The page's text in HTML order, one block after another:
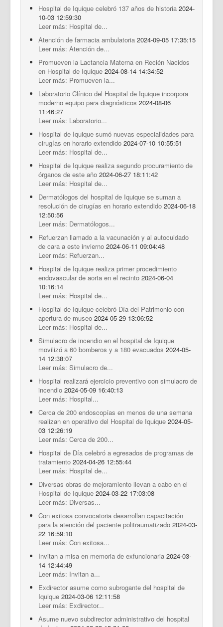
Hospital de Iquique celebró 137 años de historia 2024-
10-03 12:59:30
Leer más: Hospital de...
Atención de farmacia ambulatoria 2024-09-05 17:35:15
Leer más: Atención de...
Promueven la Lactancia Materna en Recién Nacidos
en Hospital de Iquique 2024-08-14 14:34:52
Leer más: Promueven la...
Laboratorio Clínico del Hospital de Iquique incorpora
moderno equipo para diagnósticos 2024-08-06
11:46:27
Leer más: Laboratorio...
Hospital de Iquique sumó nuevas especialidades para
cirugías en horario extendido 2024-07-10 10:55:51
Leer más: Hospital de...
Hospital de Iquique realiza segundo procuramiento de
órganos de este año 2024-06-27 18:11:42
Leer más: Hospital de...
Dermatólogos del hospital de Iquique se suman a
resolución de cirugías en horario extendido 2024-06-18
12:50:56
Leer más: Dermatólogos...
Refuerzan llamado a la vacunación y al autocuidado
de cara a este invierno 2024-06-11 09:04:48
Leer más: Refuerzan...
Hospital de Iquique realiza primer procedimiento
endovascular de aorta en el recinto 2024-06-04
10:16:14
Leer más: Hospital de...
Hospital de Iquique celebró Día del Patrimonio con
apertura de museo 2024-05-29 13:06:52
Leer más: Hospital de...
Simulacro de incendio en el hospital de Iquique
movilizó a 60 bomberos y a 180 evacuados 2024-05-
14 12:38:07
Leer más: Simulacro de...
Hospital realizará ejercicio preventivo con simulacro de
incendio 2024-05-09 16:40:13
Leer más: Hospital...
Cerca de 200 endoscopías en menos de una semana
realizan en operativo del Hospital de Iquique 2024-05-
03 12:26:19
Leer más: Cerca de 200...
Hospital de Día celebró a egresados de programas de
tratamiento 2024-04-26 12:55:44
Leer más: Hospital de...
Diversas obras de mejoramiento llevan a cabo en el
Hospital de Iquique 2024-03-22 17:03:08
Leer más: Diversas...
Con exitosa convocatoria desarrollan capacitación
para la atención del paciente politraumatizado 2024-03-
22 16:59:10
Leer más: Con exitosa...
Invitan a misa en memoria de exfuncionaria 2024-03-
14 12:44:49
Leer más: Invitan a...
Exdirector asume como subrogante del hospital de
Iquique 2024-03-06 12:11:58
Leer más: Exdirector...
Asume nuevo subdirector administrativo del hospital